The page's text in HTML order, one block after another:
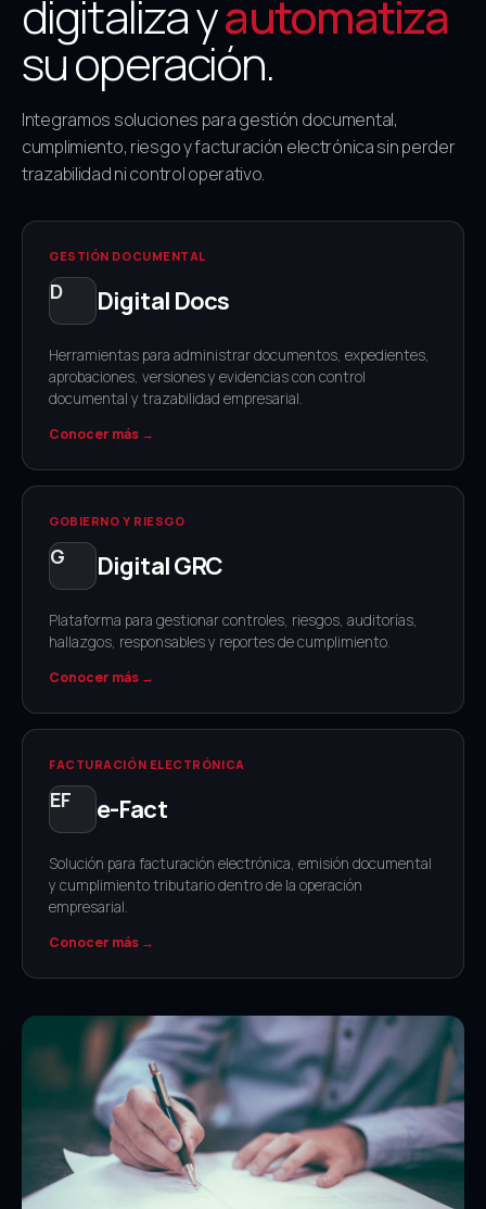
digitaliza yautomatiza
su operación.
Integramos soluciones para gestión documental,
cumplimiento, riesgo y facturación electrónica sin perder
trazabilidad ni control operativo.
GESTIÓN DOCUMENTAL
Digital Docs
Herramientas para administrar documentos, expedientes,
aprobaciones, versiones y evidencias con control
documental y trazabilidad empresarial.
Conocer más →
GOBIERNO Y RIESGO
Digital GRC
Plataforma para gestionar controles, riesgos, auditorías,
hallazgos, responsables y reportes de cumplimiento.
Conocer más →
FACTURACIÓN ELECTRÓNICA
e-Fact
Solución para facturación electrónica, emisión documental
y cumplimiento tributario dentro de la operación
empresarial.
Conocer más →